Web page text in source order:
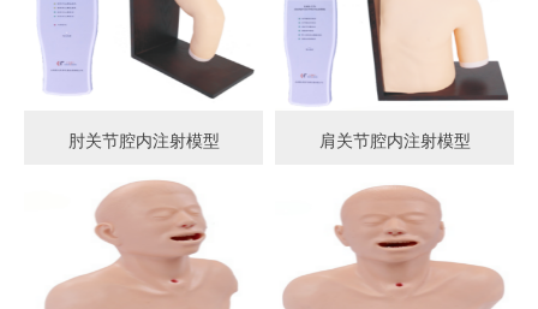
肘关节腔内注射模型 肩关节腔内注射模型